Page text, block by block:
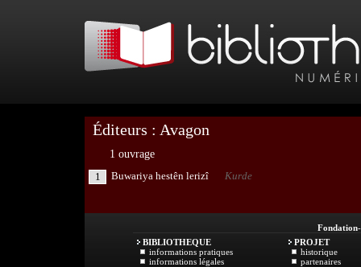
Éditeurs : Avagon
1 ouvrage
1
Buwariya hestên lerizî Kurde
Fondation
BIBLIOTHEQUE
informations pratiques
informations légales
PROJET
historique
partenaires